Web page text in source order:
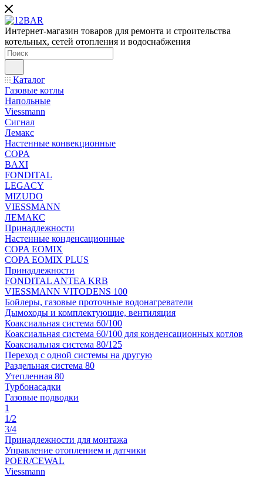
Интернет-магазин товаров для ремонта и строительства
котельных, сетей отопления и водоснабжения
Каталог
Газовые котлы
Напольные
Viessmann
Сигнал
Лемакс
Настенные конвекционные
COPA
BAXI
FONDITAL
LEGACY
MIZUDO
VIESSMANN
ЛЕМАКС
Принадлежности
Настенные конденсационные
COPA EOMIX
COPA EOMIX PLUS
Принадлежности
FONDITAL ANTEA KRB
VIESSMANN VITODENS 100
Бойлеры, газовые проточные водонагреватели
Дымоходы и комплектующие, вентиляция
Коаксиальная система 60/100
Коаксиальная система 60/100 для конденсационных котлов
Коаксиальная система 80/125
Переход с одной системы на другую
Раздельная система 80
Утепленная 80
Турбонасадки
Газовые подводки
1
1/2
3/4
Принадлежности для монтажа
Управление отоплением и датчики
POER/CEWAL
Viessmann